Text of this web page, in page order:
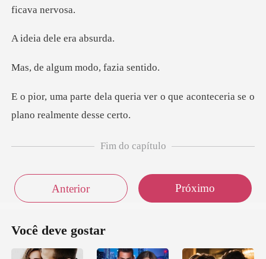
dele era
um modo, fa
ia ver o que aconteceria se o
Fim do capítulo
Anterior Próximo
Você deve gostar